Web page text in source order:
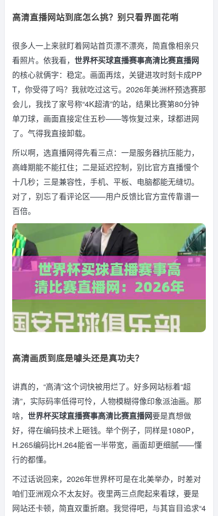
高清直播网站到底怎么挑？别只看界面花哨
很多人一上来就盯着网站首页漂不漂亮，简直像相亲只
看照片。依我看， 世界杯买球直播赛事高清比赛直播网
的核心就俩字：稳定。画面再炫，关键进攻时刻卡成PP
T，你受得了吗？我就吃过这亏。2026年美洲杯预选赛那
会儿，我找了家号称“4K超清”的站，结果比赛第80分钟
单刀球，画面直接定住五秒——等恢复过来，球都进网
了。气得我直接卸载。
所以啊，选直播网得先看三点：一是服务器抗压能力，
高峰期能不能扛住；二是延迟控制，别比官方直播慢个
十几秒；三是兼容性，手机、平板、电脑都能无缝切。
对了，别忘了看评论区——用户反馈比官方宣传靠谱一
百倍。
高清画质到底是噱头还是真功夫？
讲真的，“高清”这个词快被用烂了。好多网站标着“超
清”，实际码率低得可怜，人物模糊得像印象派油画。那
啥， 世界杯买球直播赛事高清比赛直播网要是真想做
好，得在编码技术上砸钱。举个例子，同样是1080P，
H.265编码比H.264能省一半带宽，画面却更细腻——懂
行的都懂。
不过话说回来，2026年世界杯可是在北美举办，时差对
咱们亚洲观众不太友好。夜里两三点爬起来看球，要是
网站还卡顿，简直双重折磨。我觉得吧，与其盲目追求“4